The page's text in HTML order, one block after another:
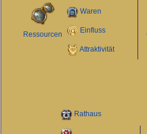
Ressourcen
Waren
Einfluss
Attraktivität
Rathaus